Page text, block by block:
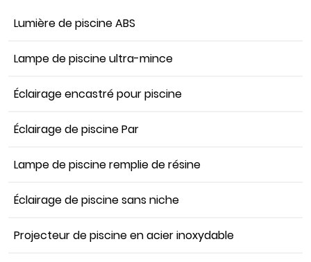
Lumière de piscine ABS
Lampe de piscine ultra-mince
Éclairage encastré pour piscine
Éclairage de piscine Par
Lampe de piscine remplie de résine
Éclairage de piscine sans niche
Projecteur de piscine en acier inoxydable